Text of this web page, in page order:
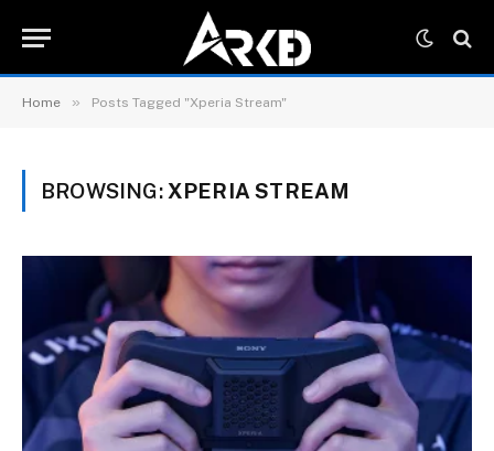
Home » Posts Tagged "Xperia Stream"
BROWSING: XPERIA STREAM